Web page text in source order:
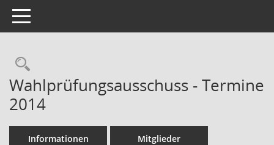
Toggle navigation
Rechercheauswahl
Wahlprüfungsausschuss - Termine
2014
Informationen Mitglieder